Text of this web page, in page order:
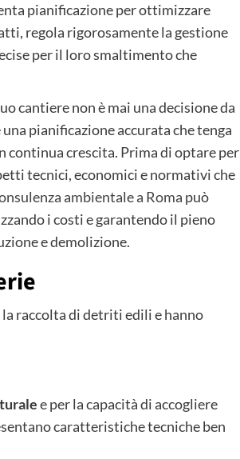
pianificazione per ottimizzare
regola rigorosamente la gestione
per il loro smaltimento che
cantiere non è mai una decisione da
pianificazione accurata che tenga
crescita. Prima di optare per
tecnici, economici e normativi che
ambientale a Roma può
i costi e garantendo il pieno
e demolizione.
raccolta di detriti edili e hanno
e per la capacità di accogliere
caratteristiche tecniche ben